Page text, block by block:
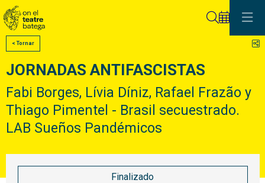
< Tornar
JORNADAS ANTIFASCISTAS
Fabi Borges, Lívia Díniz, Rafael Frazão y
Thiago Pimentel - Brasil secuestrado.
LAB Sueños Pandémicos
Finalizado